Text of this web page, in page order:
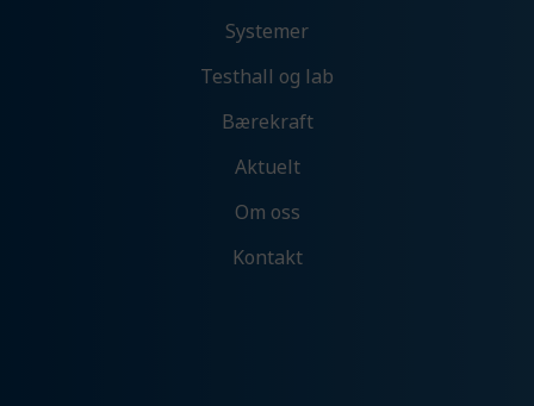
Systemer
Testhall og lab
Bærekraft
Aktuelt
Om oss
Kontakt
informasjon om hvordan du bruker nettsiden
opplevelsen for deg.
Tillat analyse